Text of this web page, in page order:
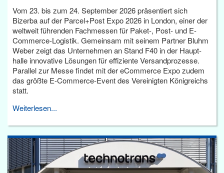
Vom 23. bis zum 24. September 2026 präsentiert sich
Bizerba auf der Parcel+Post Expo 2026 in London, einer der
weltweit führenden Fachmessen für Paket-, Post- und E-
Commerce-Logistik. Gemeinsam mit seinem Partner Bluhm
Weber zeigt das Unternehmen an Stand F40 in der Haupt­
halle innovative Lösungen für effiziente Versandprozesse.
Parallel zur Messe findet mit der eCommerce Expo zudem
das größte E-Commerce-Event des Vereinigten Königreichs
statt.
Weiterlesen...